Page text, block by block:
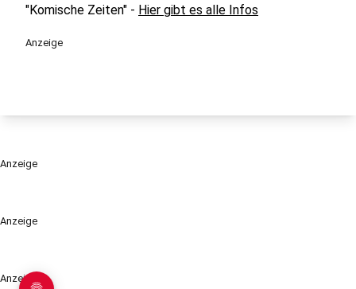
Anzeige
Anzeige
"Komische Zeiten" - Hier gibt es alle Infos
Anzeige
Anzeige